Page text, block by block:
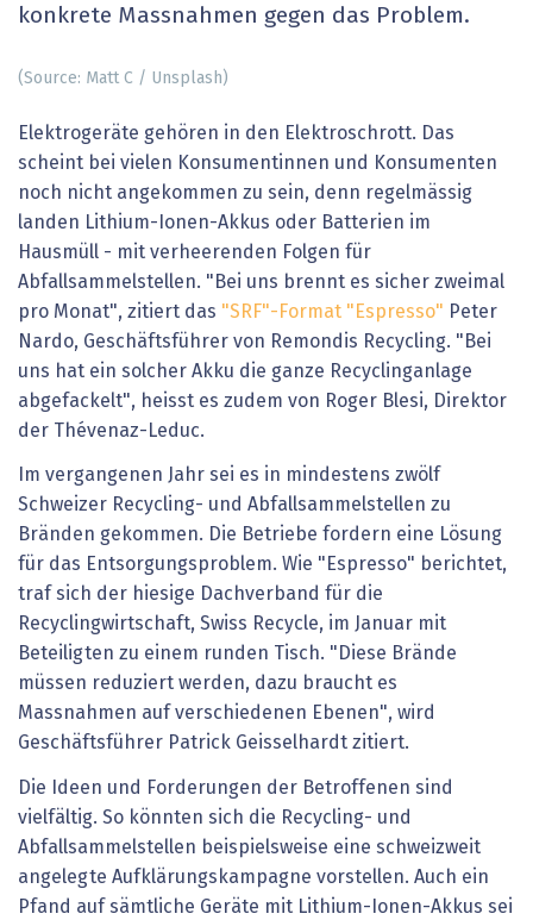
konkrete Massnahmen gegen das Problem.
(Source: Matt C / Unsplash)
Elektrogeräte gehören in den Elektroschrott. Das
scheint bei vielen Konsumentinnen und Konsumenten
noch nicht angekommen zu sein, denn regelmässig
landen Lithium-Ionen-Akkus oder Batterien im
Hausmüll - mit verheerenden Folgen für
Abfallsammelstellen. "Bei uns brennt es sicher zweimal
pro Monat", zitiert das "SRF"-Format "Espresso" Peter
Nardo, Geschäftsführer von Remondis Recycling. "Bei
uns hat ein solcher Akku die ganze Recyclinganlage
abgefackelt", heisst es zudem von Roger Blesi, Direktor
der Thévenaz-Leduc.
Im vergangenen Jahr sei es in mindestens zwölf
Schweizer Recycling- und Abfallsammelstellen zu
Bränden gekommen. Die Betriebe fordern eine Lösung
für das Entsorgungsproblem. Wie "Espresso" berichtet,
traf sich der hiesige Dachverband für die
Recyclingwirtschaft, Swiss Recycle, im Januar mit
Beteiligten zu einem runden Tisch. "Diese Brände
müssen reduziert werden, dazu braucht es
Massnahmen auf verschiedenen Ebenen", wird
Geschäftsführer Patrick Geisselhardt zitiert.
Die Ideen und Forderungen der Betroffenen sind
vielfältig. So könnten sich die Recycling- und
Abfallsammelstellen beispielsweise eine schweizweit
angelegte Aufklärungskampagne vorstellen. Auch ein
Pfand auf sämtliche Geräte mit Lithium-Ionen-Akkus sei